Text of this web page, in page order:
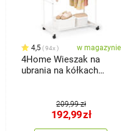
4,5 94x w magazynie
4Home Wieszak na
ubrania na kółkach
209,99 zł
192,99zł